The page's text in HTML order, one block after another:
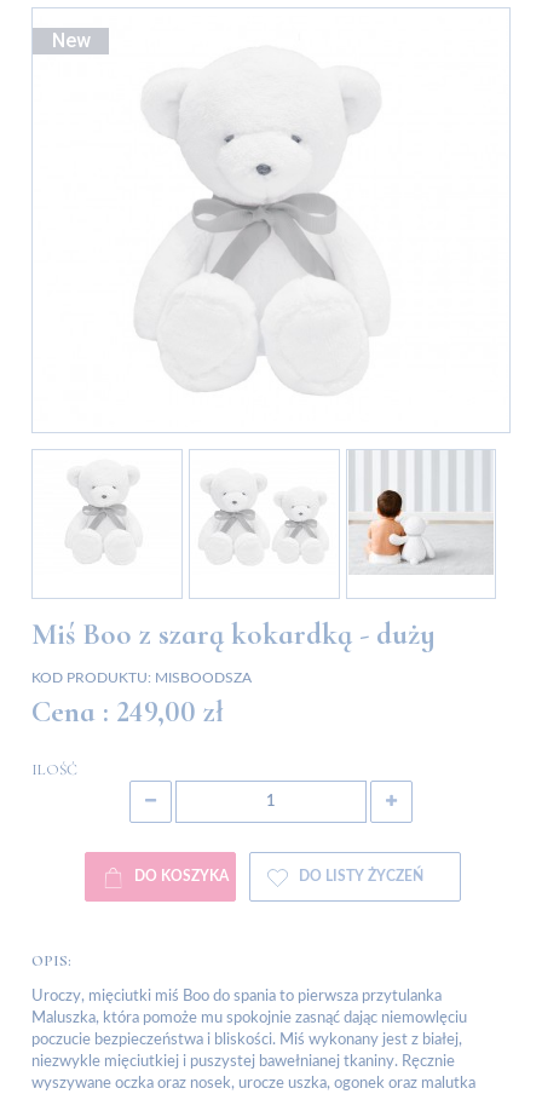
New
Miś Boo z szarą kokardką - duży
KOD PRODUKTU: MISBOODSZA
Cena : 249,00 zł
ILOŚĆ
DO KOSZYKA DO LISTY ŻYCZEŃ
OPIS:
Uroczy, mięciutki miś Boo do spania to pierwsza przytulanka
Maluszka, która pomoże mu spokojnie zasnąć dając niemowlęciu
poczucie bezpieczeństwa i bliskości. Miś wykonany jest z białej,
niezwykle mięciutkiej i puszystej bawełnianej tkaniny. Ręcznie
wyszywane oczka oraz nosek, urocze uszka, ogonek oraz malutka